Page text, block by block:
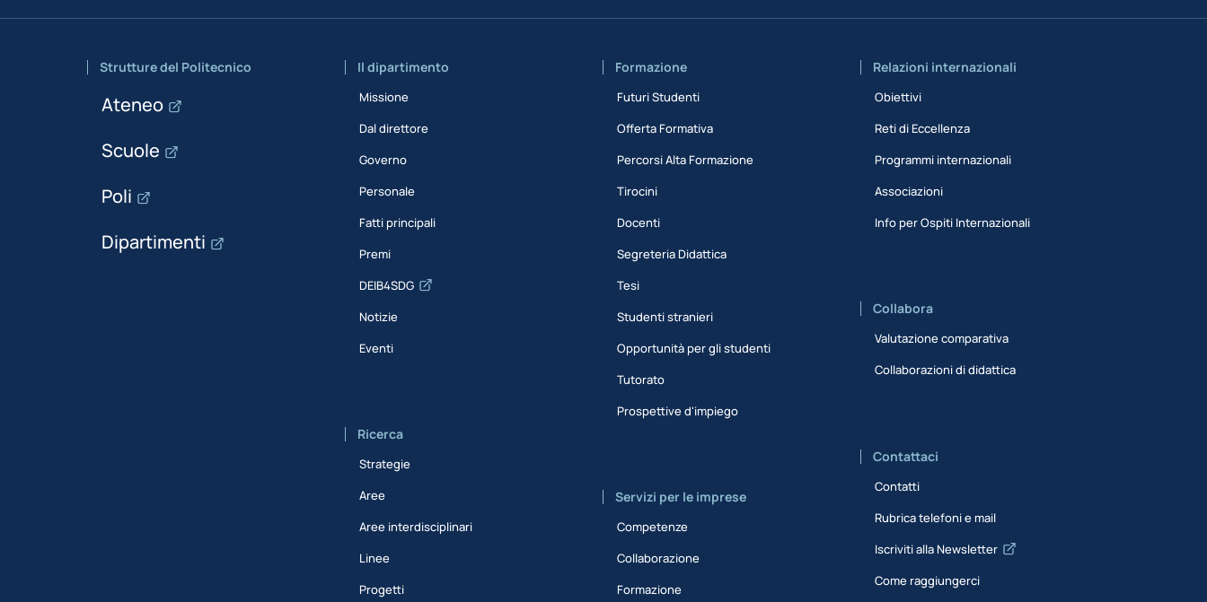
Strutture del Politecnico
Ateneo
Scuole
Poli
Dipartimenti
Il dipartimento
Missione
Dal direttore
Governo
Personale
Fatti principali
Premi
DEIB4SDG
Notizie
Eventi
Ricerca
Strategie
Aree
Aree interdisciplinari
Linee
Progetti
Formazione
Futuri Studenti
Offerta Formativa
Percorsi Alta Formazione
Tirocini
Docenti
Segreteria Didattica
Tesi
Studenti stranieri
Opportunità per gli studenti
Tutorato
Prospettive d'impiego
Servizi per le imprese
Competenze
Collaborazione
Formazione
Relazioni internazionali
Obiettivi
Reti di Eccellenza
Programmi internazionali
Associazioni
Info per Ospiti Internazionali
Collabora
Valutazione comparativa
Collaborazioni di didattica
Contattaci
Contatti
Rubrica telefoni e mail
Iscriviti alla Newsletter
Come raggiungerci